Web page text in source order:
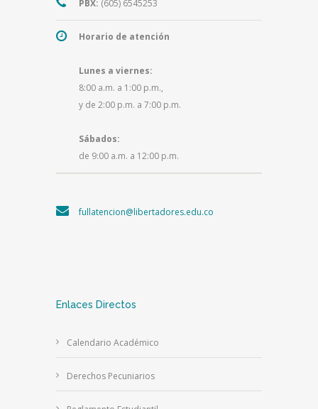
PBX: (605) 6545253
Horario de atención
Lunes a viernes:
8:00 a.m. a 1:00 p.m.,
y de 2:00 p.m. a 7:00 p.m.
Sábados:
de 9:00 a.m. a 12:00 p.m.
fullatencion@libertadores.edu.co
Enlaces Directos
Calendario Académico
Derechos Pecuniarios